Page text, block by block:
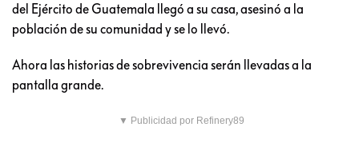
del Ejército de Guatemala llegó a su casa, asesinó a la
población de su comunidad y se lo llevó.
Ahora las historias de sobrevivencia serán llevadas a la
pantalla grande.
▼ Publicidad por Refinery89